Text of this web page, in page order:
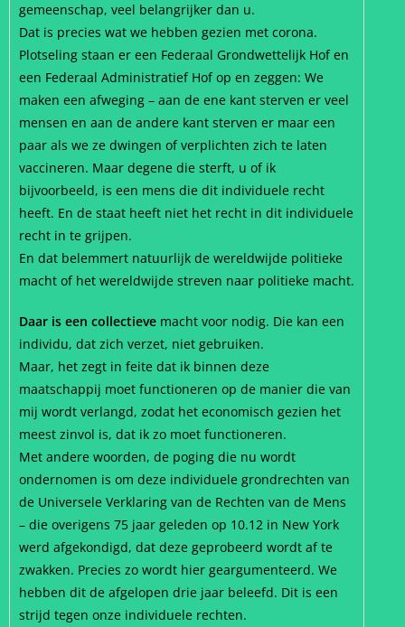
gemeenschap, veel belangrijker dan u.
Dat is precies wat we hebben gezien met corona.
Plotseling staan er een Federaal Grondwettelijk Hof en
een Federaal Administratief Hof op en zeggen: We
maken een afweging – aan de ene kant sterven er veel
mensen en aan de andere kant sterven er maar een
paar als we ze dwingen of verplichten zich te laten
vaccineren. Maar degene die sterft, u of ik
bijvoorbeeld, is een mens die dit individuele recht
heeft. En de staat heeft niet het recht in dit individuele
recht in te grijpen.
En dat belemmert natuurlijk de wereldwijde politieke
macht of het wereldwijde streven naar politieke macht.
Daar is een collectieve macht voor nodig. Die kan een
individu, dat zich verzet, niet gebruiken.
Maar, het zegt in feite dat ik binnen deze
maatschappij moet functioneren op de manier die van
mij wordt verlangd, zodat het economisch gezien het
meest zinvol is, dat ik zo moet functioneren.
Met andere woorden, de poging die nu wordt
ondernomen is om deze individuele grondrechten van
de Universele Verklaring van de Rechten van de Mens
– die overigens 75 jaar geleden op 10.12 in New York
werd afgekondigd, dat deze geprobeerd wordt af te
zwakken. Precies zo wordt hier geargumenteerd. We
hebben dit de afgelopen drie jaar beleefd. Dit is een
strijd tegen onze individuele rechten.